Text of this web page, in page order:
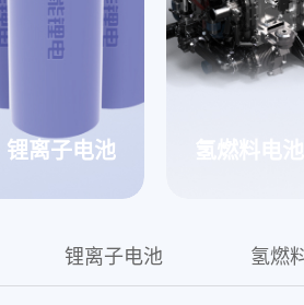
已实现凝胶态电
定制化开发
锂离子电池
锂离子电池 氢燃